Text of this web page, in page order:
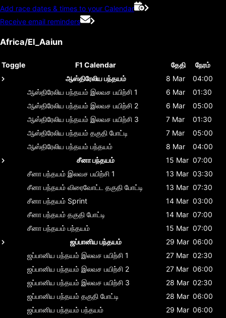
Add race dates & times to your Calendar
Receive email reminders
Africa/El_Aaiun
Toggle F1 Calendar தேதி
நேரம்
ஆஸ்திரேலிய பந்தயம்
8 Mar
04:00
ஆஸ்திரேலிய பந்தயம் இலவச பயிற்சி 1 6 Mar
01:30
ஆஸ்திரேலிய பந்தயம் இலவச பயிற்சி 2 6 Mar
05:00
ஆஸ்திரேலிய பந்தயம் இலவச பயிற்சி 3 7 Mar
01:30
ஆஸ்திரேலிய பந்தயம் தகுதி போட்டி 7 Mar
05:00
ஆஸ்திரேலிய பந்தயம் பந்தயம் 8 Mar
04:00
சீனா பந்தயம்
15 Mar 07:00
சீனா பந்தயம் இலவச பயிற்சி 1 13 Mar 03:30
சீனா பந்தயம் விரைவோட்ட தகுதி போட்டி 13 Mar 07:30
சீனா பந்தயம் Sprint 14 Mar 03:00
சீனா பந்தயம் தகுதி போட்டி 14 Mar 07:00
சீனா பந்தயம் பந்தயம் 15 Mar 07:00
ஜப்பானிய பந்தயம்
29 Mar 06:00
ஜப்பானிய பந்தயம் இலவச பயிற்சி 1 27 Mar 02:30
ஜப்பானிய பந்தயம் இலவச பயிற்சி 2 27 Mar 06:00
ஜப்பானிய பந்தயம் இலவச பயிற்சி 3 28 Mar 02:30
ஜப்பானிய பந்தயம் தகுதி போட்டி 28 Mar 06:00
ஜப்பானிய பந்தயம் பந்தயம் 29 Mar 06:00